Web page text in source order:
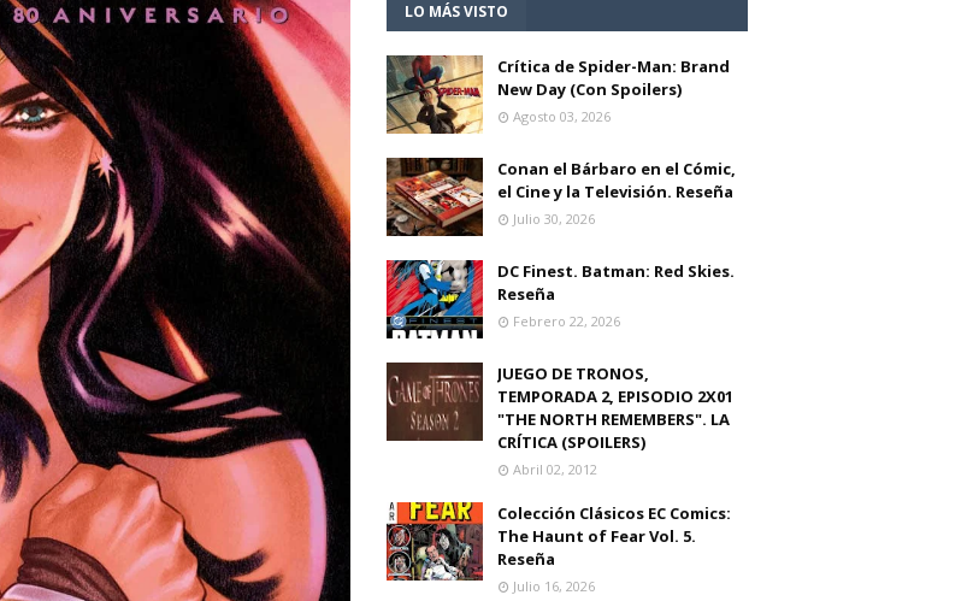
LO MÁS VISTO
Crítica de Spider-Man: Brand
New Day (Con Spoilers)
Agosto 03, 2026
Conan el Bárbaro en el Cómic,
el Cine y la Televisión. Reseña
Julio 30, 2026
DC Finest. Batman: Red Skies.
Reseña
Febrero 22, 2026
JUEGO DE TRONOS,
TEMPORADA 2, EPISODIO 2X01
"THE NORTH REMEMBERS". LA
CRÍTICA (SPOILERS)
Abril 02, 2012
Colección Clásicos EC Comics:
The Haunt of Fear Vol. 5.
Reseña
Julio 16, 2026